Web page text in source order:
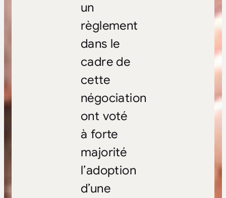
un
règlement
dans le
cadre de
cette
négociation
ont voté
à forte
majorité
l’adoption
d’une